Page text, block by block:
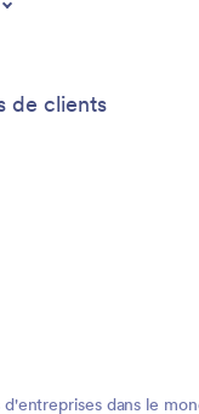
de clients
dans le